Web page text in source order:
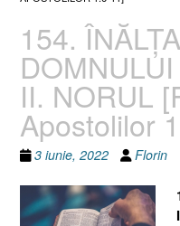
154.
II. NORUL
Apostolilor
3 iunie, 2022 Florin